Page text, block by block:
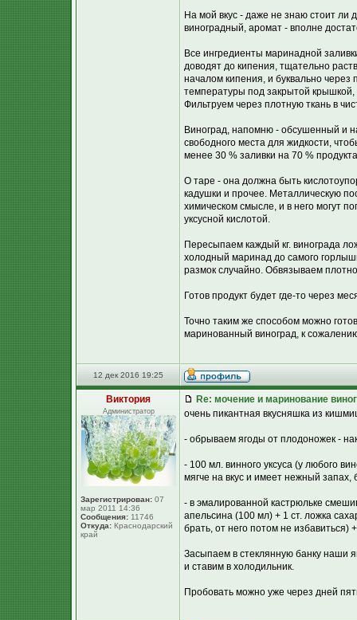
На мой вкус - даже не знаю стоит ли
виноградный, аромат - вполне
Все ингредиенты маринадной
доводят до кипения, тщательно
началом кипения, и буквально
температуры под закрытой
Фильтруем через плотную ткань в
Виноград, напомню - обсушенный и
свободного места для жидкости,
менее 30 % заливки на 70 %
О таре - она должна быть
кадушки и прочее. Металлическую
химическом смысле, и в него могут
уксусной кислотой.
Пересыпаем каждый кг. винограда
холодный маринад до самого
размок случайно. Обвязываем
Готов продукт будет где-то через
Точно таким же способом можно
маринованный виноград, к
12 дек 2016 19:25
Виктория
Администратор
Зарегистрирован: 07
мар 2011 14:36
Сообщения: 11746
Откуда: Краснодарский
край
Re: мочение и маринование
очень пикантная вкусняшка из
- обрываем ягоды от плодоножек -
- 100 мл. винного уксуса (у любого
мягче на вкус и имеет нежный
- в эмалированной кастрюльке
апельсина (100 мл) + 1 ст. ложка
брать, от него потом не
Засыпаем в стеклянную банку наши
и ставим в холодильник.
Пробовать можно уже через дней